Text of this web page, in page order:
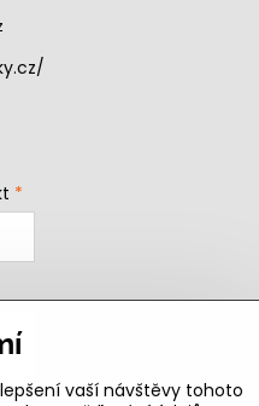
*
vaší návštěvy tohoto